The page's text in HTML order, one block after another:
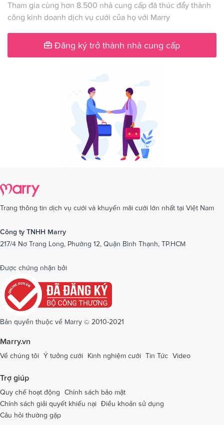
Tham gia cùng hơn 8.500 nhà cung cấp đã thúc đẩy thành
công kinh doanh dịch vụ cưới của họ với Marry
Đăng ký trở thành nhà cung cấp
Trang thông tin dịch vụ cưới và khuyến mãi cưới lớn nhất tại Việt Nam
Công ty TNHH Marry
217/4 Nơ Trang Long, Phường 12, Quận Bình Thạnh, TP.HCM
Được chứng nhận bởi
Bản quyền thuộc về Marry © 2010-2021
Marry.vn
Về chúng tôi Ý tưởng cưới Kinh nghiệm cưới Tin Tức Video
Trợ giúp
Quy chế hoạt động
Chính sách bảo mật
Chính sách giải quyết khiếu nại Điều khoản sử dụng
Câu hỏi thường gặp